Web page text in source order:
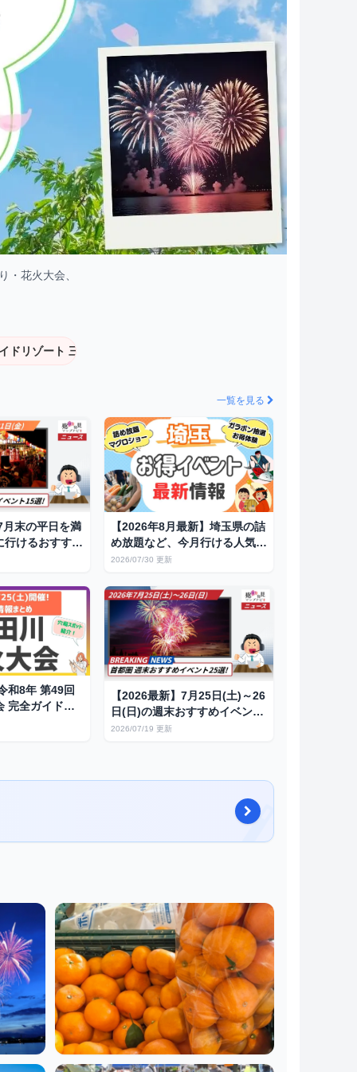
・花火大会、
月花火 /
一覧を見る
末の平日を満
行けるおすすめ
【2026年8月最新】埼玉県の詰
め放題など、今月行ける人気お
得イベントまとめ
2026/07/30 更新
和8年 第49回
完全ガイド：
【2026最新】7月25日(土)～26
日(日)の週末おすすめイベント
25選（1都3県）夏休み突入ス
2026/07/19 更新
詰め放題